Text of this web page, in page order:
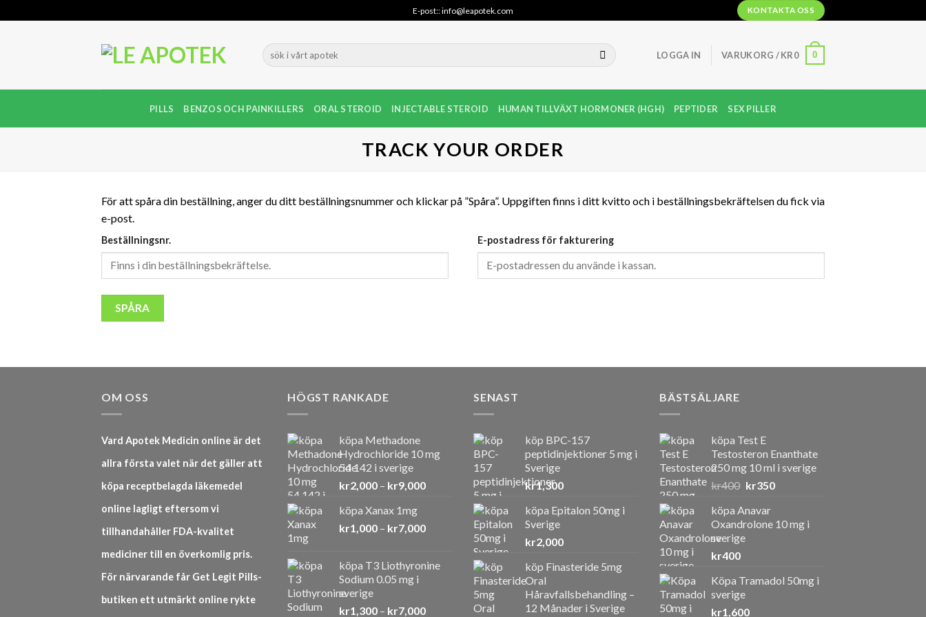
to
E-post:: info@leapotek.com KONTAKTA OSS
LOGGA IN VARUKORG /KR0 0
PILLS BENZOS OCH PAINKILLERS ORAL STEROID INJECTABLE STEROID HUMAN TILLVÄXT HORMONER (HGH) PEPTIDER SEX PILLER
TRACK YOUR ORDER
För att spåra din beställning, anger du ditt beställningsnummer och klickar på ”Spåra”. Uppgiften finns i ditt kvitto och i beställningsbekräftelsen du fick via
e-post.
Beställningsnr. E-postadress för fakturering
SPÅRA
OM OSS
Vard Apotek Medicin online är det
allra första valet när det gäller att
köpa receptbelagda läkemedel
online lagligt eftersom vi
tillhandahåller FDA-kvalitet
mediciner till en överkomlig pris.
För närvarande får Get Legit Pills-
butiken ett utmärkt online rykte
HÖGST RANKADE
köpa Methadone
Hydrochloride 10 mg
54 142 i sverige
kr2,000 – kr9,000Prisintervall:
kr9,000
köpa Xanax 1mg
kr1,000 – kr7,000Prisintervall:
kr7,000
köpa T3 Liothyronine
Sodium 0.05 mg i
sverige
kr1,300 – kr7,000Prisintervall:
SENAST
köp BPC-157
peptidinjektioner 5 mg i
Sverige
kr1,300
köpa Epitalon 50mg i
Sverige
kr2,000
köp Finasteride 5mg
Oral
Håravfallsbehandling –
12 Månader i Sverige
BÄSTSÄLJARE
köpa Test E
Testosteron Enanthate
250 mg 10 ml i sverige
kr400 Det
priset
var:
kr400.
kr350Det
är:
köpa Anavar
Oxandrolone 10 mg i
sverige
kr400
Köpa Tramadol 50mg i
sverige
kr1,600